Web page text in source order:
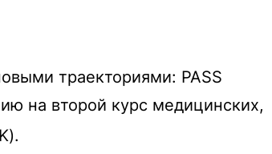
траекториями: PASS
на второй курс медицинских,